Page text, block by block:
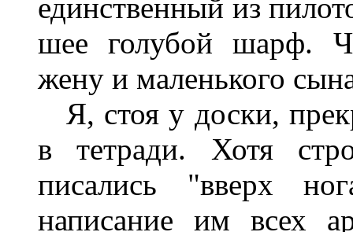
единственный из
шее голубой шарф.
жену и маленького
Я, стоя у доски,
в тетради. Хотя
писались "вверх
написание им всех